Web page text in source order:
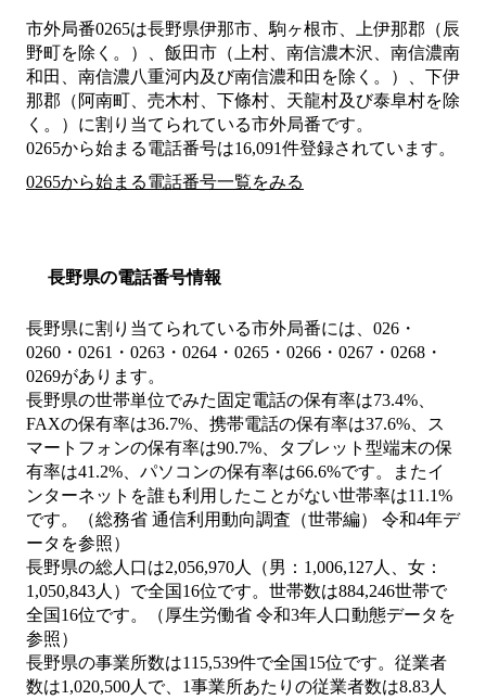
市外局番0265は長野県伊那市、駒ヶ根市、上伊那郡（辰
野町を除く。）、飯田市（上村、南信濃木沢、南信濃南
和田、南信濃八重河内及び南信濃和田を除く。）、下伊
那郡（阿南町、売木村、下條村、天龍村及び泰阜村を除
く。） に割り当てられている市外局番です。
0265から始まる電話番号は16,091件登録されています。
0265から始まる電話番号一覧をみる
長野県の電話番号情報
長野県に割り当てられている市外局番には、026・
0260・0261・0263・0264・0265・0266・0267・0268・
0269があります。
長野県の世帯単位でみた固定電話の保有率は73.4%、
FAXの保有率は36.7%、携帯電話の保有率は37.6%、ス
マートフォンの保有率は90.7%、タブレット型端末の保
有率は41.2%、パソコンの保有率は66.6%です。またイ
ンターネットを誰も利用したことがない世帯率は11.1%
です。（総務省 通信利用動向調査（世帯編） 令和4年デ
ータを参照）
長野県の総人口は2,056,970人（男：1,006,127人、女：
1,050,843人）で全国16位です。世帯数は884,246世帯で
全国16位です。（厚生労働省 令和3年人口動態データを
参照）
長野県の事業所数は115,539件で全国15位です。従業者
数は1,020,500人で、1事業所あたりの従業者数は8.83人